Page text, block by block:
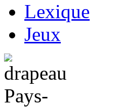
Lexique
Jeux